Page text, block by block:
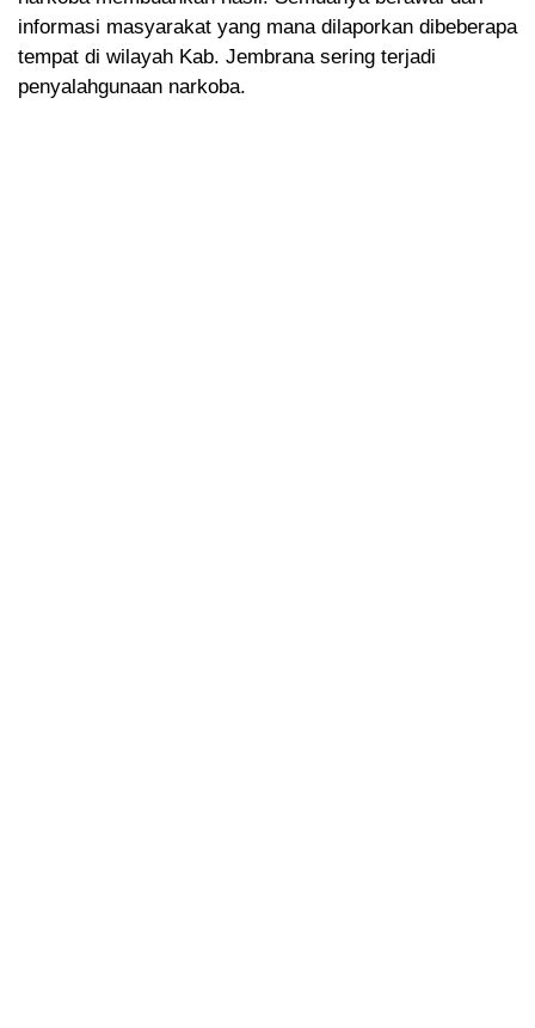
informasi masyarakat yang mana dilaporkan dibeberapa
tempat di wilayah Kab. Jembrana sering terjadi
penyalahgunaan narkoba.